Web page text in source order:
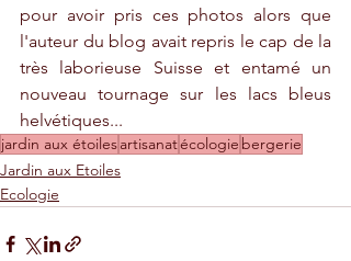
pour avoir pris ces photos alors que
l'auteur du blog avait repris le cap de la
très laborieuse Suisse et entamé un
nouveau tournage sur les lacs bleus
helvétiques...
jardin aux étoilesartisanatécologie bergerie
Jardin aux Etoiles
Ecologie